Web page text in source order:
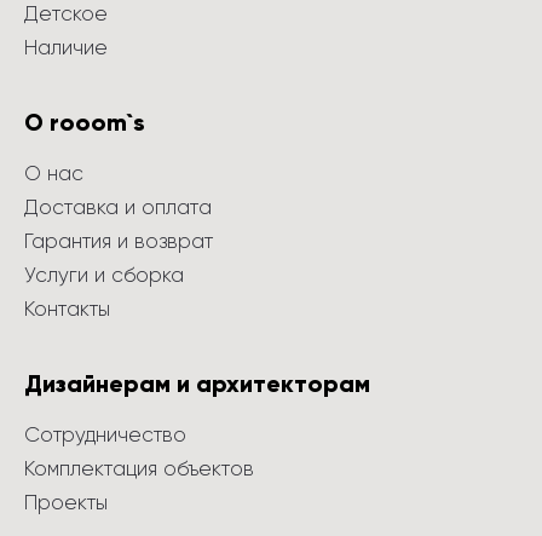
Детское
Наличие
О rooom`s
О нас
Доставка и оплата
Гарантия и возврат
Услуги и сборка
Контакты
Дизайнерам и архитекторам
Сотрудничество
Комплектация объектов
Проекты